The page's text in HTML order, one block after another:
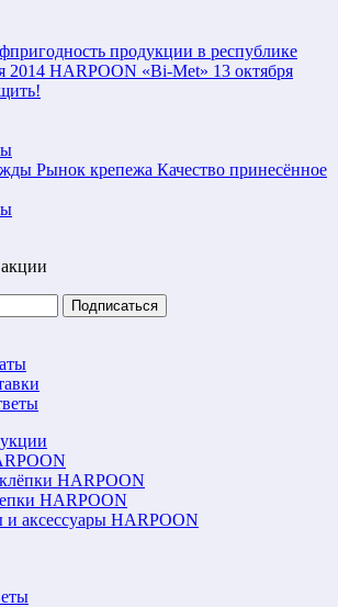
продукции в республике
2014 HARPOON «Bi-Met» 13 октября
Рынок крепежа Качество принесённое
Подписаться
HARPOON
HARPOON
аксессуары HARPOON